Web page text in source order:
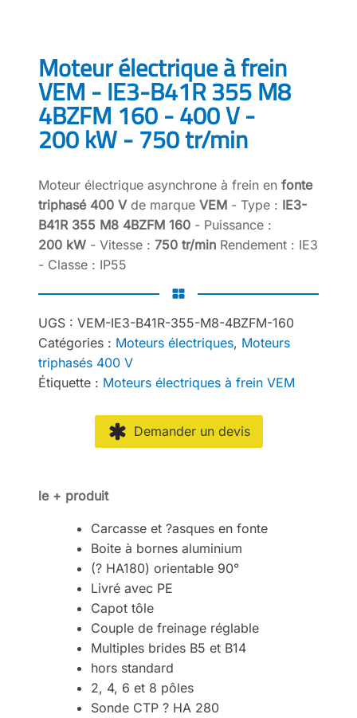
Moteur électrique à frein
VEM - IE3-B41R 355 M8
4BZFM 160 - 400 V -
200 kW - 750 tr/min
Moteur électrique asynchrone à frein en fonte
triphasé 400 V de marque VEM - Type : IE3-
B41R 355 M8 4BZFM 160 - Puissance :
200 kW - Vitesse : 750 tr/min Rendement : IE3
- Classe : IP55
UGS : VEM-IE3-B41R-355-M8-4BZFM-160
Catégories : Moteurs électriques, Moteurs
triphasés 400 V
Étiquette : Moteurs électriques à frein VEM
Demander un devis
le + produit
Carcasse et ?asques en fonte
Boite à bornes aluminium
(? HA180) orientable 90°
Livré avec PE
Capot tôle
Couple de freinage réglable
Multiples brides B5 et B14
hors standard
2, 4, 6 et 8 pôles
Sonde CTP ? HA 280